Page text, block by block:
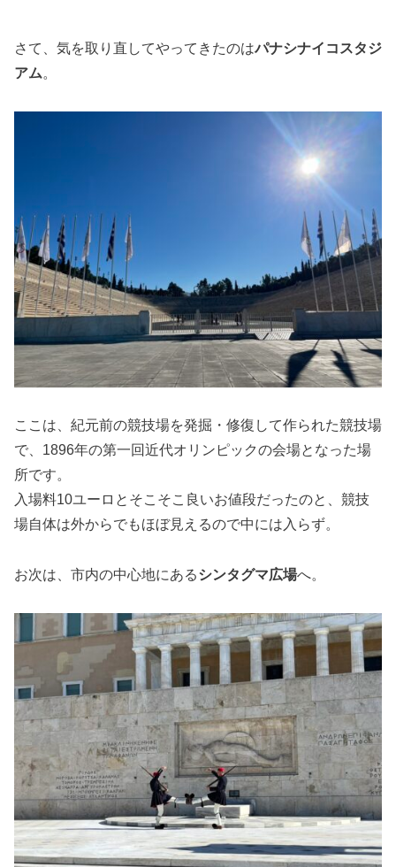
さて、気を取り直してやってきたのはパナシナイコスタジ
アム。
ここは、紀元前の競技場を発掘・修復して作られた競技場
で、1896年の第一回近代オリンピックの会場となった場
所です。
入場料10ユーロとそこそこ良いお値段だったのと、競技
場自体は外からでもほぼ見えるので中には入らず。
お次は、市内の中心地にあるシンタグマ広場へ。